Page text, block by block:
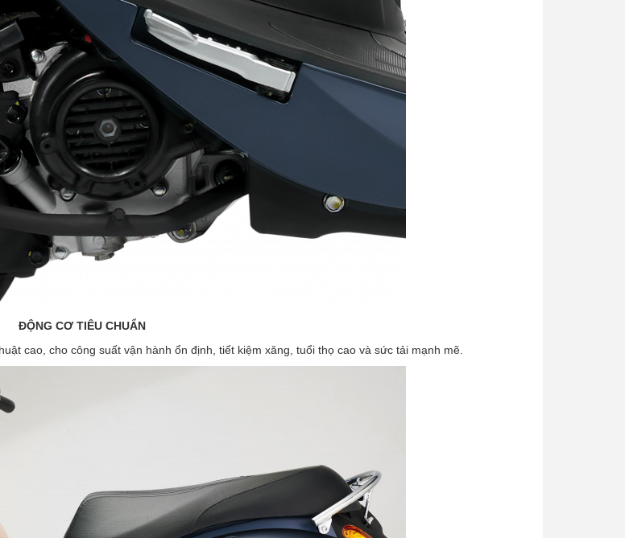
ĐỘNG CƠ TIÊU CHUẨN
cao, cho công suất vận hành ổn định, tiết kiệm xăng, tuổi thọ cao và sức tải mạnh mẽ.